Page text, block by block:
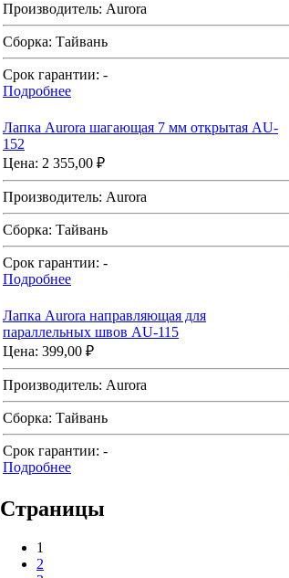
Производитель: Aurora
Сборка: Тайвань
Срок гарантии: -
Подробнее
Лапка Aurora шагающая 7 мм открытая AU-
152
Цена: 2 355,00 ₽
Производитель: Aurora
Сборка: Тайвань
Срок гарантии: -
Подробнее
Лапка Aurora направляющая для
параллельных швов AU-115
Цена: 399,00 ₽
Производитель: Aurora
Сборка: Тайвань
Срок гарантии: -
Подробнее
Страницы
1
2